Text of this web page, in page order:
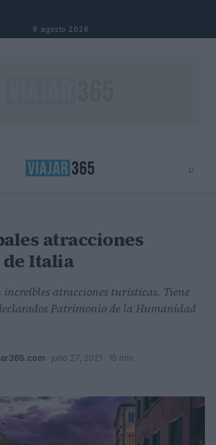
8 agosto 2026
⌕
atracciones
Italia
atracciones turísticas. Tiene
Patrimonio de la Humanidad
· julio 27, 2021 · 15 min